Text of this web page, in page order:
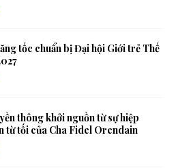
tốc chuẩn bị Đại hội Giới trẻ Thế
thông khởi nguồn từ sự hiệp
từ tối của Cha Fidel Orendain